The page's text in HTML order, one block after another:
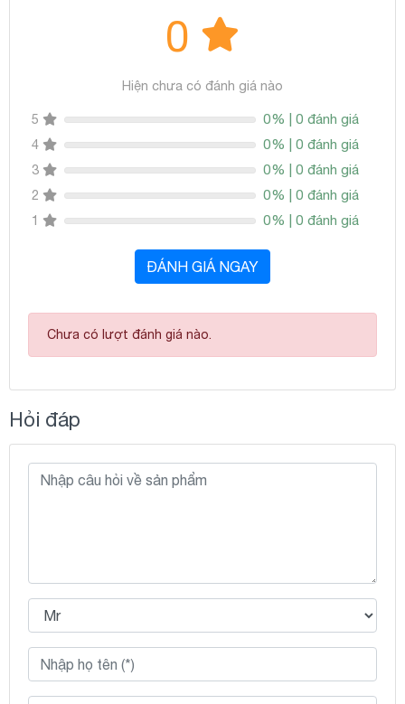
0
Hiện chưa có đánh giá nào
5 0% | 0 đánh giá
4 0% | 0 đánh giá
3 0% | 0 đánh giá
2 0% | 0 đánh giá
1 0% | 0 đánh giá
ĐÁNH GIÁ NGAY
Chưa có lượt đánh giá nào.
Hỏi đáp